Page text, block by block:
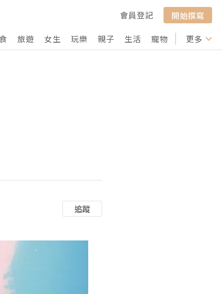
會員登記
開始撰寫
旅遊 女生 玩樂 親子 生活 寵物 行山 打卡
更多
追蹤